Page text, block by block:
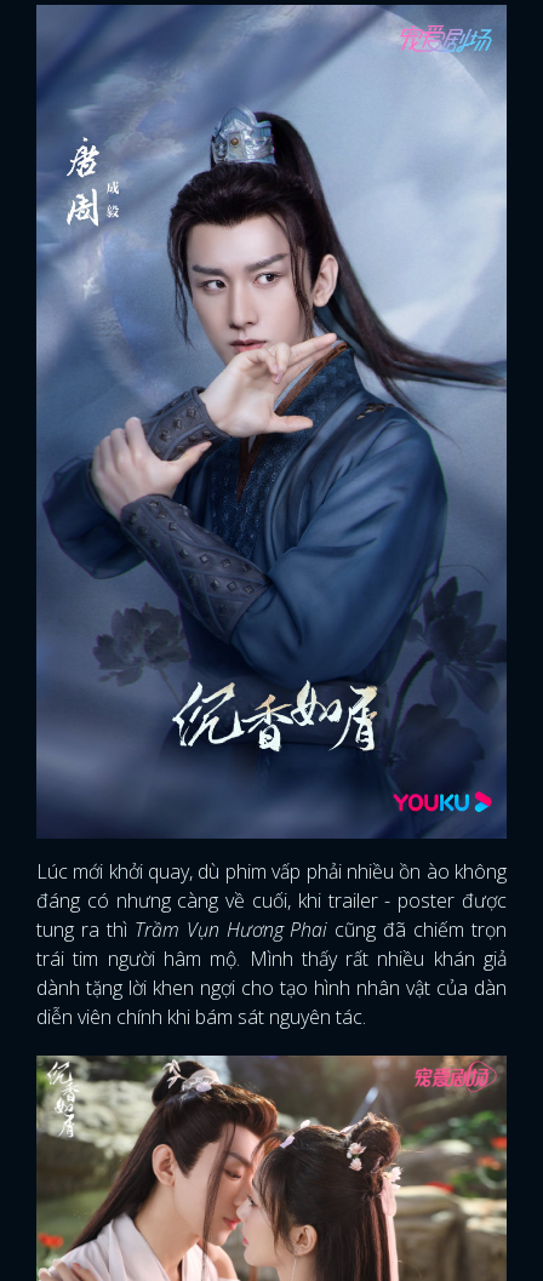
Lúc mới khởi quay, dù phim vấp phải nhiều ồn ào không
đáng có nhưng càng về cuối, khi trailer - poster được
tung ra thì Trầm Vụn Hương Phai cũng đã chiếm trọn
trái tim người hâm mộ. Mình thấy rất nhiều khán giả
dành tặng lời khen ngợi cho tạo hình nhân vật của dàn
diễn viên chính khi bám sát nguyên tác.